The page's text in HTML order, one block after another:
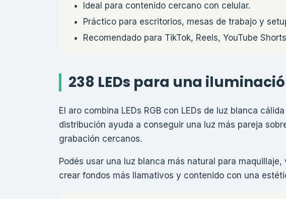
Ideal para contenido cercano con celular.
Práctico para escritorios, mesas de trabajo y
Recomendado para TikTok, Reels, YouTube
238 LEDs para una
El aro combina LEDs RGB con LEDs de luz blanca
distribución ayuda a conseguir una luz más pareja
grabación cercanos.
Podés usar una luz blanca más natural para
crear fondos más llamativos y contenido con una